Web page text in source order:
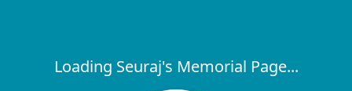
Loading Seuraj's Memorial Page...